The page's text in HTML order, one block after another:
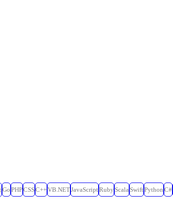
Go PHPCSSC++VB.NETJavaScriptRuby Scala SwiftPython C#